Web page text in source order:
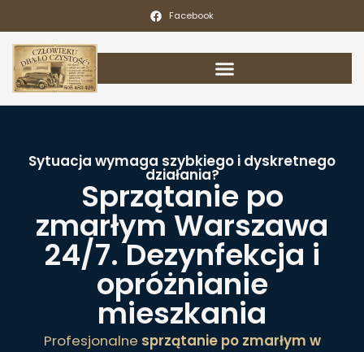
Facebook
Sytuacja wymaga szybkiego i dyskretnego
działania?
Sprzątanie po
zmarłym Warszawa
24/7. Dezynfekcja i
opróżnianie
mieszkania
Profesjonalne sprzątanie po zmarłym w